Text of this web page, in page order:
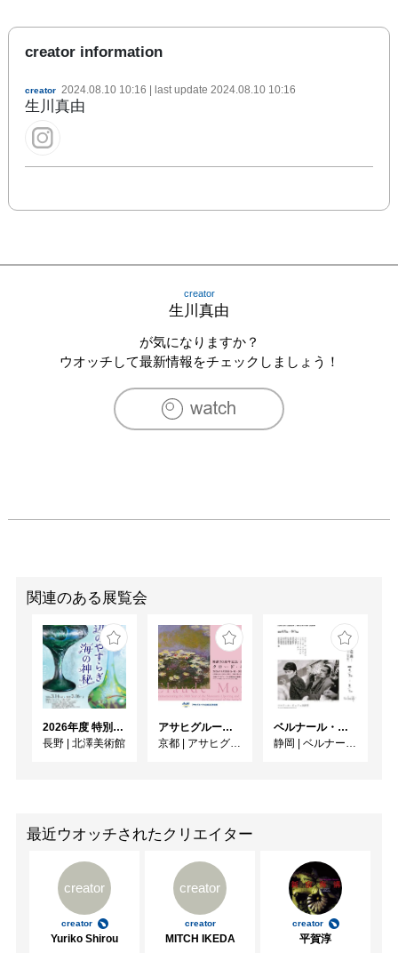
creator information
creator 2024.08.10 10:16 | last update 2024.08.10 10:16
生川真由
creator
生川真由
が気になりますか？
ウオッチして最新情報をチェックしましょう！
関連のある展覧会
2026年度 特別展「ガレとドーム、アール･ヌーヴォーのガラス 水辺のやすらぎ、海の神秘」
長野 | 北澤美術館
アサヒグループ大山崎山荘美術館 開館30周年記念展「没後100年 クロード・モネ」
京都 | アサヒグループ大山崎山荘美術館
ベルナール・ビュフェと写真 ーカメラがとらえたビュフェとその時代、そして21 世紀へ
静岡 | ベルナール・ビュフェ美術館
最近ウオッチされたクリエイター
creator
creator
Yuriko Shirou
creator
creator
MITCH IKEDA
creator
平賀淳